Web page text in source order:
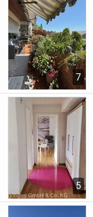
7
5